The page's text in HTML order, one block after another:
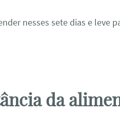
nesses sete dias e leve
da